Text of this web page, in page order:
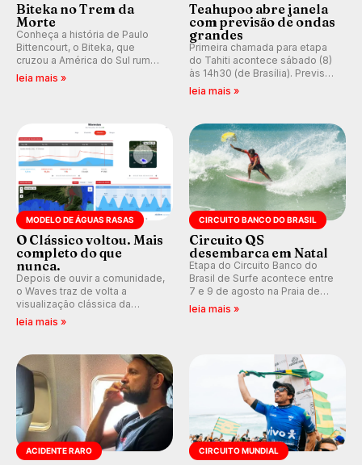
Biteka no Trem da
Morte
Conheça a história de Paulo
Bittencourt, o Biteka, que
cruzou a América do Sul rumo
ao Pacífico em uma jornada
leia mais »
Teahupoo abre janela
com previsão de ondas
grandes
Primeira chamada para etapa
do Tahiti acontece sábado (8)
às 14h30 (de Brasília). Previsão
indica swell consistente.
Kelly Slater convidado.
leia mais »
MODELO DE ÁGUAS RASAS
O Clássico voltou. Mais
completo do que
nunca.
Depois de ouvir a comunidade,
o Waves traz de volta a
visualização clássica da
previsão de águas rasas,
ondas para até 16 dias.
leia mais »
CIRCUITO BANCO DO BRASIL
Circuito QS
desembarca em Natal
Etapa do Circuito Banco do
Brasil de Surfe acontece entre
7 e 9 de agosto na Praia de
Miami (RN), em disputas
leia mais »
ACIDENTE RARO CIRCUITO MUNDIAL